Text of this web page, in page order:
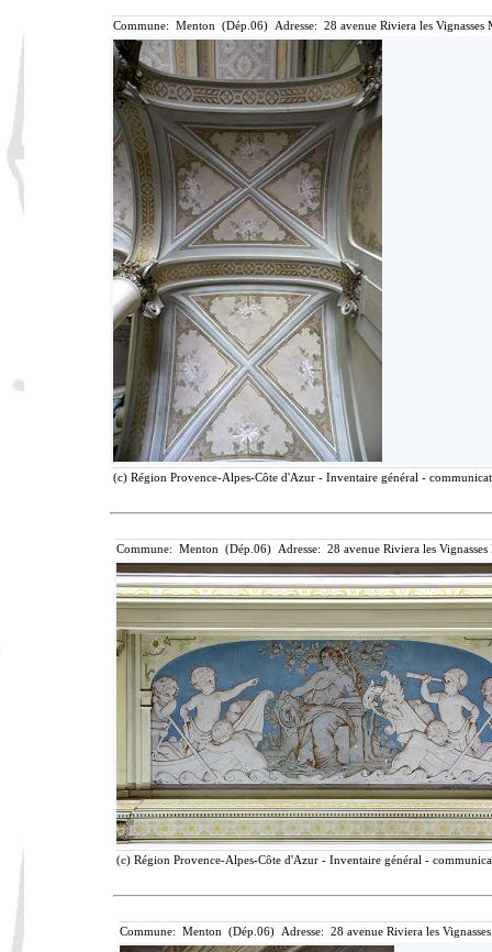
Commune: Menton (Dép.06) Adresse: 28 avenue Riviera les
(c) Région Provence-Alpes-Côte d'Azur - Inventaire général -
Commune: Menton (Dép.06) Adresse: 28 avenue Riviera les
(c) Région Provence-Alpes-Côte d'Azur - Inventaire général -
Commune: Menton (Dép.06) Adresse: 28 avenue Riviera les